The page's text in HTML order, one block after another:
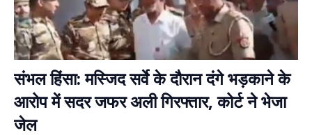
संभल हिंसा: मस्जिद सर्वे के दौरान दंगे भड़काने के
आरोप में सदर जफर अली गिरफ्तार, कोर्ट ने भेजा
जेल